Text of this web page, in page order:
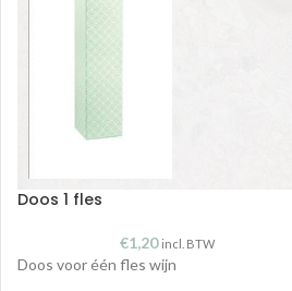
Doos 1 fles
€1,20 incl. BTW
Doos voor één fles wijn